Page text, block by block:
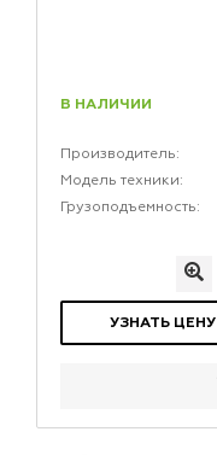
В НАЛИЧИИ
Производитель:
Модель техники:
Грузоподъемность:
УЗНАТЬ ЦЕНУ